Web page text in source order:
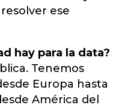
ese
hay para la data?
Tenemos
Europa hasta
América del